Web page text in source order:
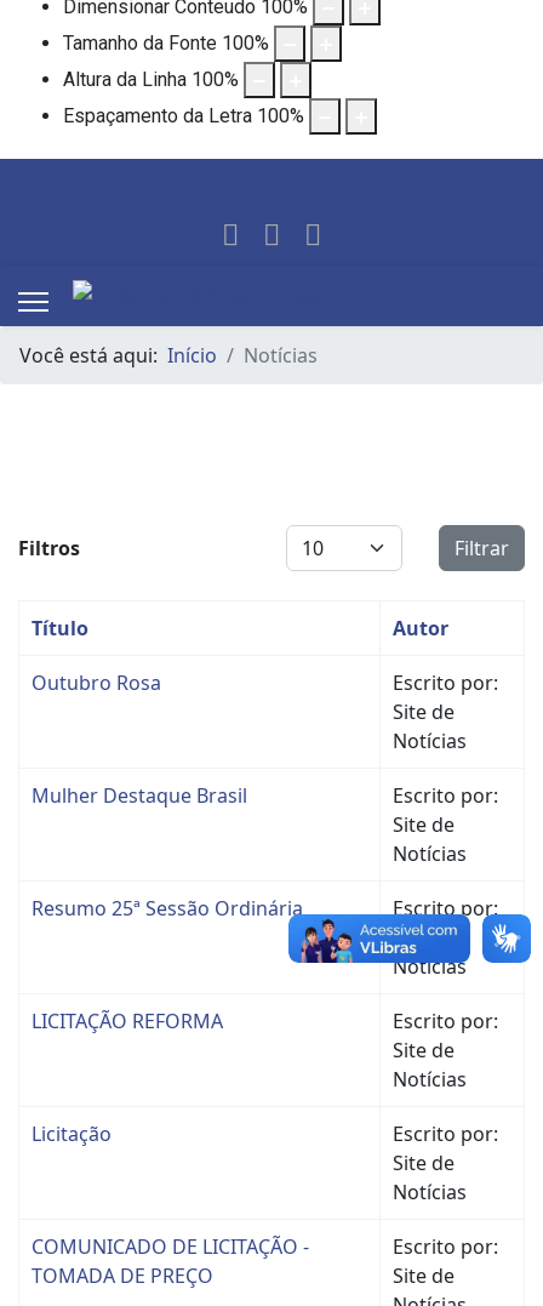
Dimensionar Conteudo 100%
Tamanho da Fonte 100%
Altura da Linha 100%
Espaçamento da Letra 100%
Você está aqui: Início Notícias
Filtros Display # Filtrar
Título Autor
Outubro Rosa
Escrito por:
Site de
Notícias
Mulher Destaque Brasil
Escrito por:
Site de
Notícias
Resumo 25ª Sessão Ordinária
Escrito por:
Site de
Notícias
LICITAÇÃO REFORMA
Escrito por:
Site de
Notícias
Licitação
Escrito por:
Site de
Notícias
COMUNICADO DE LICITAÇÃO -
TOMADA DE PREÇO
Escrito por:
Site de